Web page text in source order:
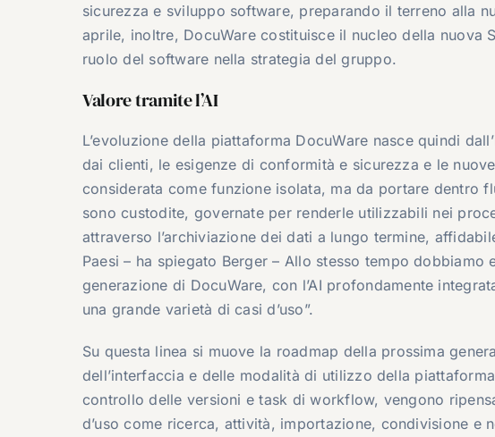
sicurezza e sviluppo software, preparando il terreno alla
aprile, inoltre, DocuWare costituisce il nucleo della nuova
ruolo del software nella strategia del gruppo.
Valore tramite l’AI
L’evoluzione della piattaforma DocuWare nasce quindi
dai clienti, le esigenze di conformità e sicurezza e le
considerata come funzione isolata, ma da portare dentro
sono custodite, governate per renderle utilizzabili nei
attraverso l’archiviazione dei dati a lungo termine,
Paesi – ha spiegato Berger – Allo stesso tempo
generazione di DocuWare, con l’AI profondamente
una grande varietà di casi d’uso”.
Su questa linea si muove la roadmap della prossima
dell’interfaccia e delle modalità di utilizzo della
controllo delle versioni e task di workflow, vengono
d’uso come ricerca, attività, importazione, condivisione e